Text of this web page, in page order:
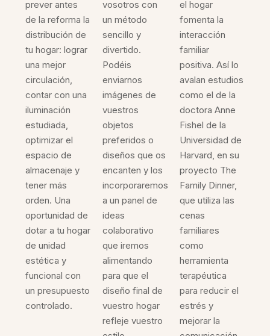
prever antes
de la reforma la
distribución de
tu hogar: lograr
una mejor
circulación,
contar con una
iluminación
estudiada,
optimizar el
espacio de
almacenaje y
tener más
orden. Una
oportunidad de
dotar a tu hogar
de unidad
estética y
funcional con
un presupuesto
controlado.
vosotros con
un método
sencillo y
divertido.
Podéis
enviarnos
imágenes de
vuestros
objetos
preferidos o
diseños que os
encanten y los
incorporaremos
a un panel de
ideas
colaborativo
que iremos
alimentando
para que el
diseño final de
vuestro hogar
refleje vuestro
el hogar
fomenta la
interacción
familiar
positiva. Así lo
avalan estudios
como el de la
doctora Anne
Fishel de la
Universidad de
Harvard, en su
proyecto The
Family Dinner,
que utiliza las
cenas
familiares
como
herramienta
terapéutica
para reducir el
estrés y
mejorar la